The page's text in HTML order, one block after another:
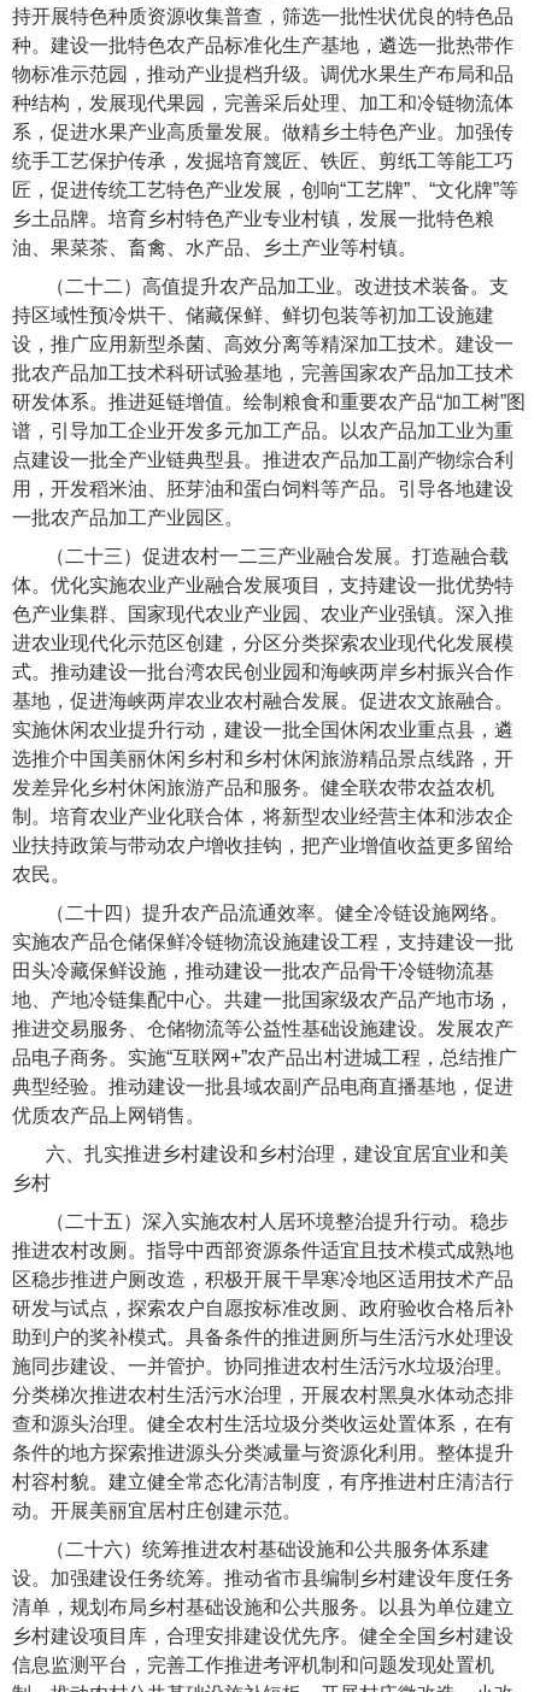
持开展特色种质资源收集普查，筛选一批性状优良的特色品
种。建设一批特色农产品标准化生产基地，遴选一批热带作
物标准示范园，推动产业提档升级。调优水果生产布局和品
种结构，发展现代果园，完善采后处理、加工和冷链物流体
系，促进水果产业高质量发展。做精乡土特色产业。加强传
统手工艺保护传承，发掘培育篾匠、铁匠、剪纸工等能工巧
匠，促进传统工艺特色产业发展，创响“工艺牌”、“文化牌”等
乡土品牌。培育乡村特色产业专业村镇，发展一批特色粮
油、果菜茶、畜禽、水产品、乡土产业等村镇。
（二十二）高值提升农产品加工业。改进技术装备。支
持区域性预冷烘干、储藏保鲜、鲜切包装等初加工设施建
设，推广应用新型杀菌、高效分离等精深加工技术。建设一
批农产品加工技术科研试验基地，完善国家农产品加工技术
研发体系。推进延链增值。绘制粮食和重要农产品“加工树”图
谱，引导加工企业开发多元加工产品。以农产品加工业为重
点建设一批全产业链典型县。推进农产品加工副产物综合利
用，开发稻米油、胚芽油和蛋白饲料等产品。引导各地建设
一批农产品加工产业园区。
（二十三）促进农村一二三产业融合发展。打造融合载
体。优化实施农业产业融合发展项目，支持建设一批优势特
色产业集群、国家现代农业产业园、农业产业强镇。深入推
进农业现代化示范区创建，分区分类探索农业现代化发展模
式。推动建设一批台湾农民创业园和海峡两岸乡村振兴合作
基地，促进海峡两岸农业农村融合发展。促进农文旅融合。
实施休闲农业提升行动，建设一批全国休闲农业重点县，遴
选推介中国美丽休闲乡村和乡村休闲旅游精品景点线路，开
发差异化乡村休闲旅游产品和服务。健全联农带农益农机
制。培育农业产业化联合体，将新型农业经营主体和涉农企
业扶持政策与带动农户增收挂钩，把产业增值收益更多留给
农民。
（二十四）提升农产品流通效率。健全冷链设施网络。
实施农产品仓储保鲜冷链物流设施建设工程，支持建设一批
田头冷藏保鲜设施，推动建设一批农产品骨干冷链物流基
地、产地冷链集配中心。共建一批国家级农产品产地市场，
推进交易服务、仓储物流等公益性基础设施建设。发展农产
品电子商务。实施“互联网+”农产品出村进城工程，总结推广
典型经验。推动建设一批县域农副产品电商直播基地，促进
优质农产品上网销售。
六、扎实推进乡村建设和乡村治理，建设宜居宜业和美
乡村
（二十五）深入实施农村人居环境整治提升行动。稳步
推进农村改厕。指导中西部资源条件适宜且技术模式成熟地
区稳步推进户厕改造，积极开展干旱寒冷地区适用技术产品
研发与试点，探索农户自愿按标准改厕、政府验收合格后补
助到户的奖补模式。具备条件的推进厕所与生活污水处理设
施同步建设、一并管护。协同推进农村生活污水垃圾治理。
分类梯次推进农村生活污水治理，开展农村黑臭水体动态排
查和源头治理。健全农村生活垃圾分类收运处置体系，在有
条件的地方探索推进源头分类减量与资源化利用。整体提升
村容村貌。建立健全常态化清洁制度，有序推进村庄清洁行
动。开展美丽宜居村庄创建示范。
（二十六）统筹推进农村基础设施和公共服务体系建
设。 加强建设任务统筹。推动省市县编制乡村建设年度任务
清单，规划布局乡村基础设施和公共服务。以县为单位建立
乡村建设项目库，合理安排建设优先序。健全全国乡村建设
信息监测平台，完善工作推进考评机制和问题发现处置机